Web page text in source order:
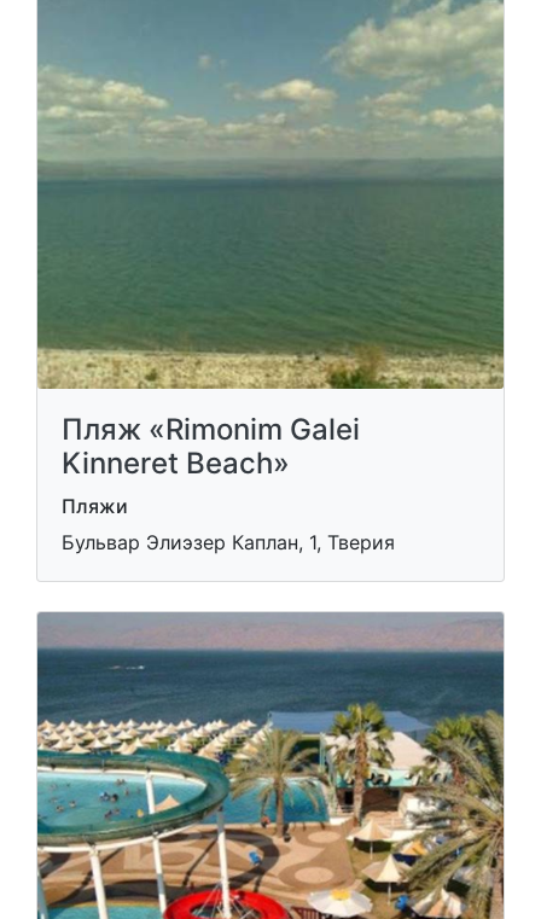
Пляж «Rimonim Galei
Kinneret Beach»
Пляжи
Бульвар Элиэзер Каплан, 1, Тверия